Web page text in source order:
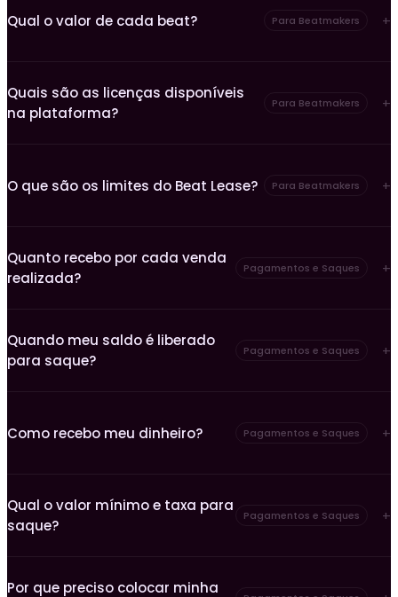
Qual o valor de cada beat? Para Beatmakers
Quais são as licenças disponíveis
na plataforma?
Para Beatmakers
O que são os limites do Beat Lease? Para Beatmakers
Quanto recebo por cada venda
realizada?
Pagamentos e Saques
Quando meu saldo é liberado
para saque?
Pagamentos e Saques
Como recebo meu dinheiro? Pagamentos e Saques
Qual o valor mínimo e taxa para
saque?
Pagamentos e Saques
Por que preciso colocar minha